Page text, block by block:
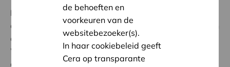
Programma:
Iedereen gelijke kansen bieden om
actief, volwaardig en gelijkwaardig deel te nemen aan
de samenleving
WZC Mariaburcht Curando kreeg steun van Cera voor
de aankoop van een CRDL. Een instrument dat
de behoeften en
voorkeuren van de
websitebezoeker(s).
In haar cookiebeleid geeft
Cera op transparante